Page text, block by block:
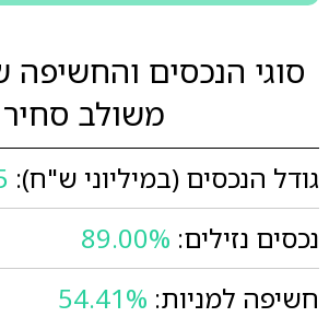
סוגי הנכסים
משולב סחיר
גודל הנכסים (במיליוני ש"ח):
נכסים נזילים: 89.00%
חשיפה למניות: 54.41%